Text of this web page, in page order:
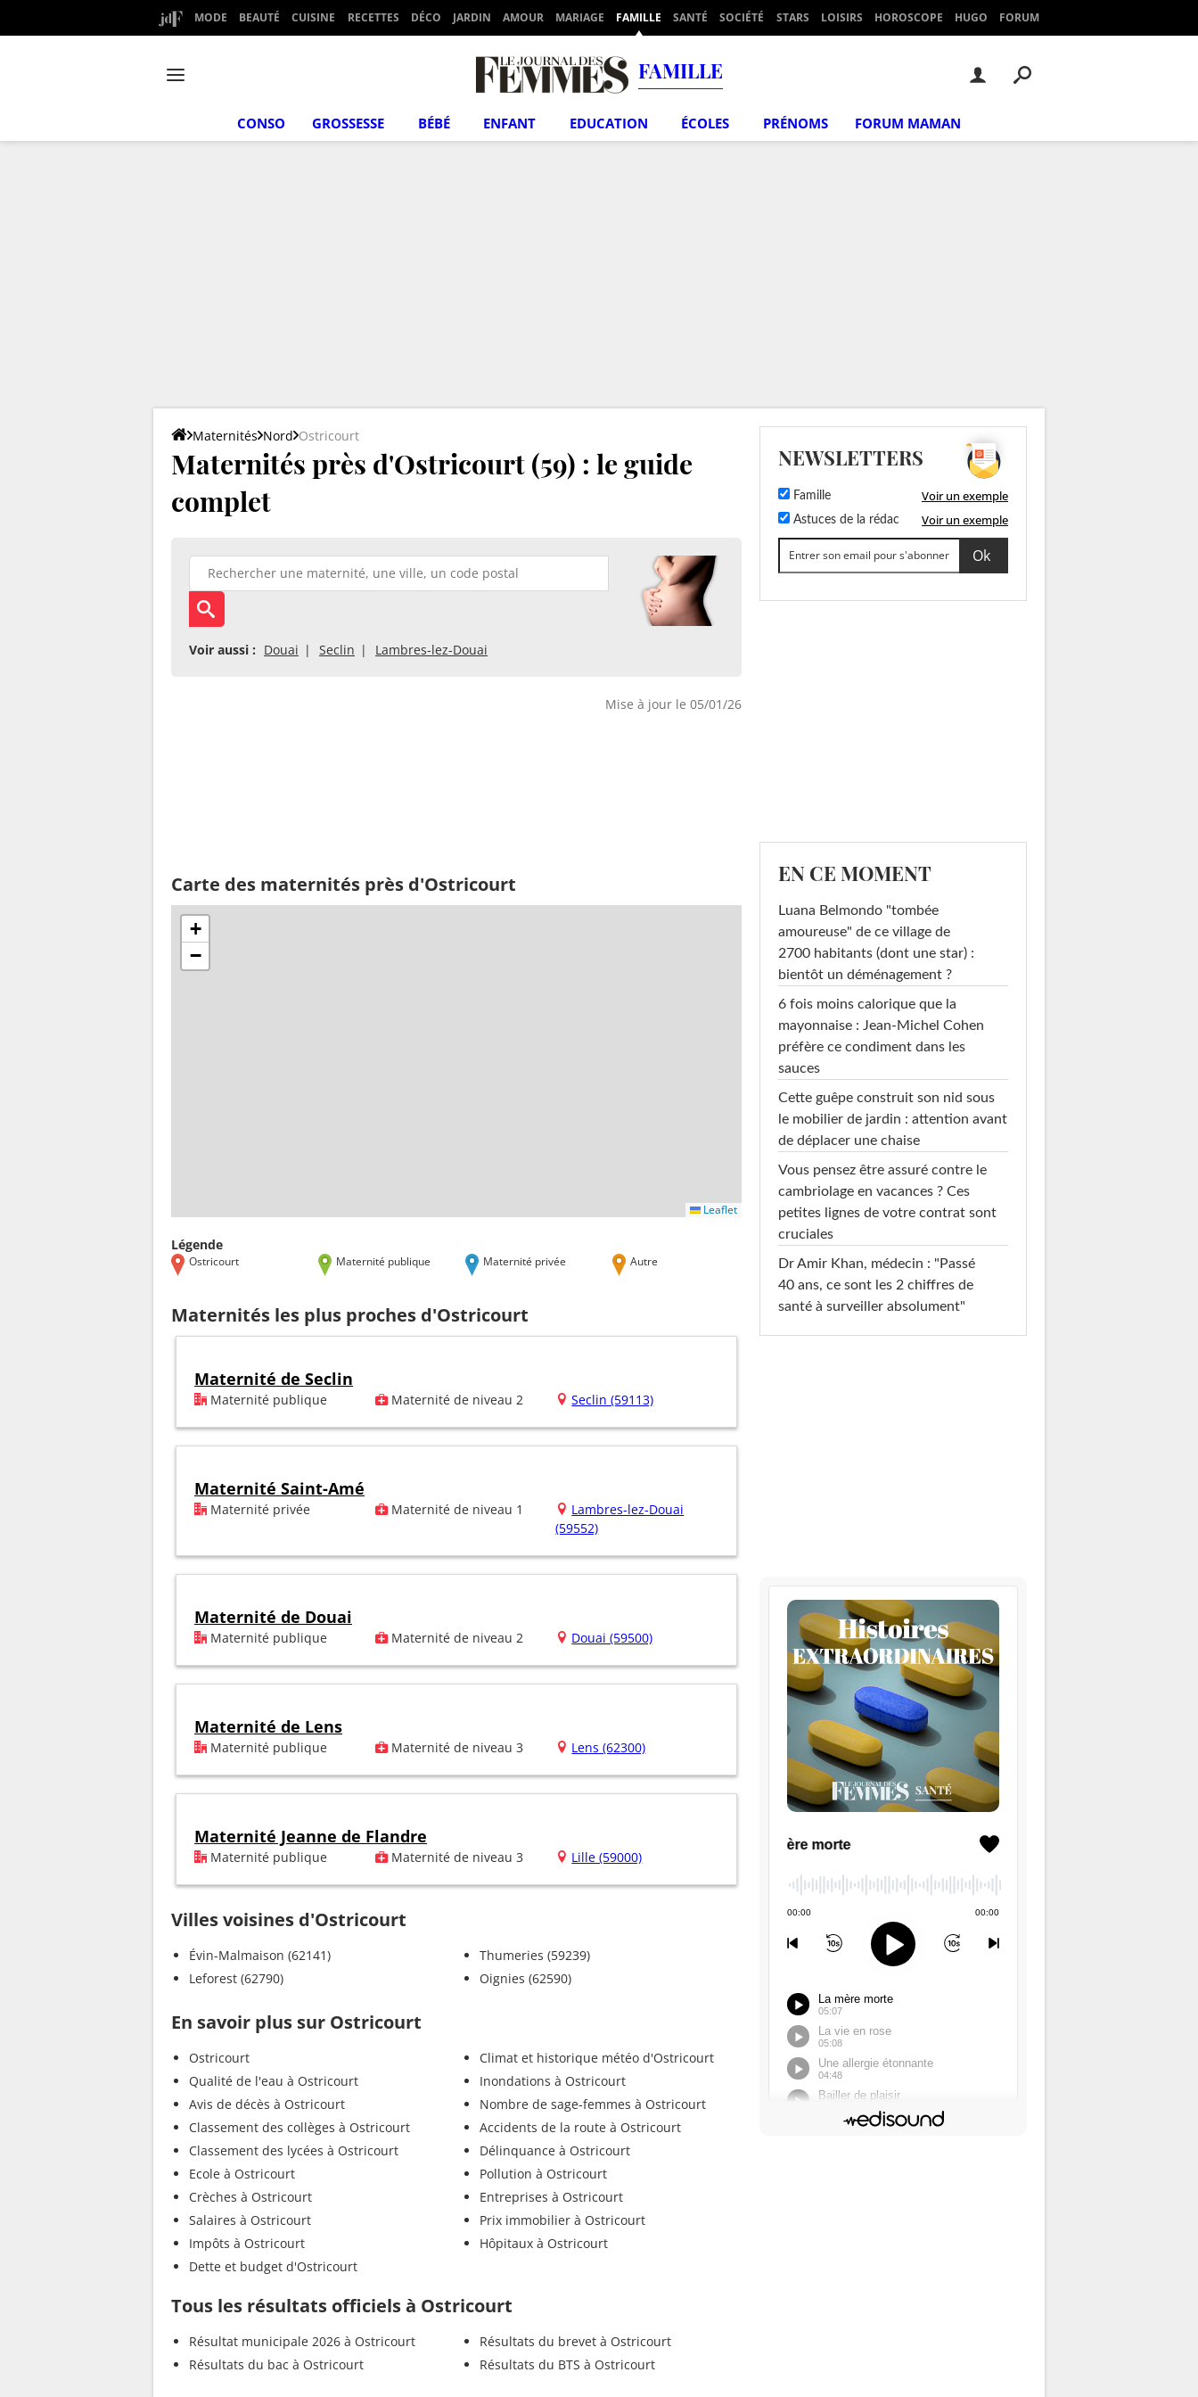
MODE BEAUTÉ CUISINE RECETTES DÉCO JARDIN AMOUR MARIAGE FAMILLE SANTÉ SOCIÉTÉ STARS LOISIRS HOROSCOPE HUGO FORUM
FAMILLE
CONSO GROSSESSE BÉBÉ ENFANT EDUCATION ÉCOLES PRÉNOMS FORUM MAMAN
Maternités Nord Ostricourt
Maternités près d'Ostricourt (59) : le guide
complet
Voir aussi : Douai Seclin Lambres-lez-Douai
Mise à jour le 05/01/26
Carte des maternités près d'Ostricourt
+
−
Leaflet
Légende
Ostricourt Maternité publique Maternité privée Autre
Maternités les plus proches d'Ostricourt
Maternité de Seclin
Maternité publique Maternité de niveau 2 Seclin (59113)
Maternité Saint-Amé
Maternité privée Maternité de niveau 1
Lambres-lez-Douai
(59552)
Maternité de Douai
Maternité publique Maternité de niveau 2 Douai (59500)
Maternité de Lens
Maternité publique Maternité de niveau 3 Lens (62300)
Maternité Jeanne de Flandre
Maternité publique Maternité de niveau 3 Lille (59000)
Villes voisines d'Ostricourt
Évin-Malmaison (62141)
Leforest (62790)
Thumeries (59239)
Oignies (62590)
En savoir plus sur Ostricourt
Ostricourt
Qualité de l'eau à Ostricourt
Avis de décès à Ostricourt
Classement des collèges à Ostricourt
Classement des lycées à Ostricourt
Ecole à Ostricourt
Crèches à Ostricourt
Salaires à Ostricourt
Impôts à Ostricourt
Dette et budget d'Ostricourt
Climat et historique météo d'Ostricourt
Inondations à Ostricourt
Nombre de sage-femmes à Ostricourt
Accidents de la route à Ostricourt
Délinquance à Ostricourt
Pollution à Ostricourt
Entreprises à Ostricourt
Prix immobilier à Ostricourt
Hôpitaux à Ostricourt
Tous les résultats officiels à Ostricourt
Résultat municipale 2026 à Ostricourt
Résultats du bac à Ostricourt
Résultats du brevet à Ostricourt
Résultats du BTS à Ostricourt
NEWSLETTERS
Famille Voir un exemple
Astuces de la rédac Voir un exemple
EN CE MOMENT
Luana Belmondo "tombée
amoureuse" de ce village de
2700 habitants (dont une star) :
bientôt un déménagement ?
6 fois moins calorique que la
mayonnaise : Jean-Michel Cohen
préfère ce condiment dans les
sauces
Cette guêpe construit son nid sous
le mobilier de jardin : attention avant
de déplacer une chaise
Vous pensez être assuré contre le
cambriolage en vacances ? Ces
petites lignes de votre contrat sont
cruciales
Dr Amir Khan, médecin : "Passé
40 ans, ce sont les 2 chiffres de
santé à surveiller absolument"